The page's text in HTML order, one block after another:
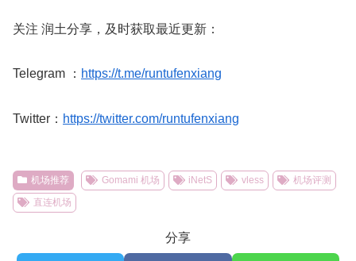
关注 润土分享，及时获取最近更新：
Telegram ： https://t.me/runtufenxiang
Twitter： https://twitter.com/runtufenxiang
机场推荐 Gomami 机场 iNetS vless
机场评测
直连机场
分享